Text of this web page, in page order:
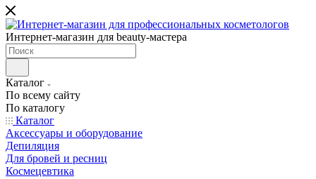
Интернет-магазин для beauty-мастера
Каталог
По всему сайту
По каталогу
Каталог
Аксессуары и оборудование
Депиляция
Для бровей и ресниц
Космецевтика